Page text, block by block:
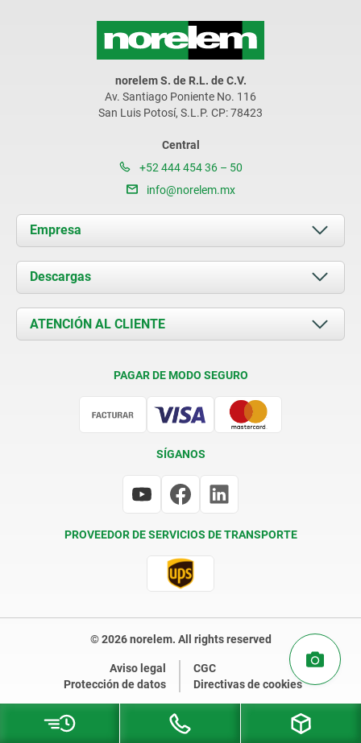
norelem S. de R.L. de C.V.
Av. Santiago Poniente No. 116
San Luis Potosí, S.L.P. CP: 78423
Central
+52 444 454 36 – 50
info@norelem.mx
Empresa
Acerca de nosotros
Novedades
Contacto
Descargas
Documents
ATENCIÓN AL CLIENTE
PAGAR DE MODO SEGURO
SÍGANOS
PROVEEDOR DE SERVICIOS DE TRANSPORTE
© 2026 norelem. All rights reserved
Aviso legal
CGC
Protección de datos
Directivas de cookies